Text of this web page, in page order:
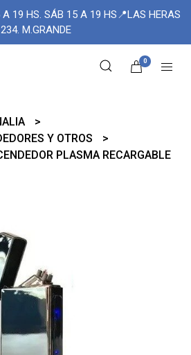
19 HS. SÁB 15 A 19 HS📍LAS HERAS
234. M.GRANDE
0
Y OTROS
PLASMA RECARGABLE